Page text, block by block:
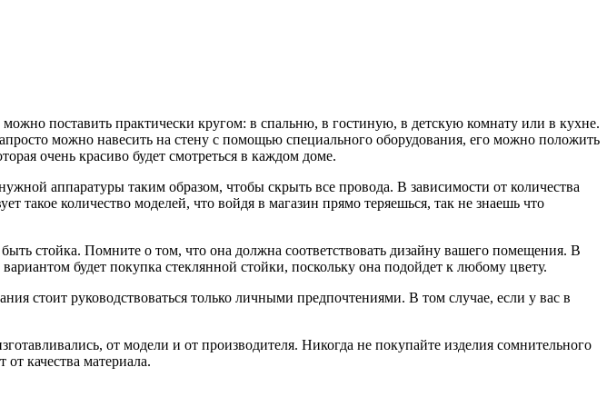
поставить практически кругом: в спальню, в гостиную, в детскую комнату или в кухне.
можно навесить на стену с помощью специального оборудования, его можно положить
очень красиво будет смотреться в каждом доме.
аппаратуры таким образом, чтобы скрыть все провода. В зависимости от количества
такое количество моделей, что войдя в магазин прямо теряешься, так не знаешь что
стойка. Помните о том, что она должна соответствовать дизайну вашего помещения. В
будет покупка стеклянной стойки, поскольку она подойдет к любому цвету.
стоит руководствоваться только личными предпочтениями. В том случае, если у вас в
от модели и от производителя. Никогда не покупайте изделия сомнительного
качества материала.